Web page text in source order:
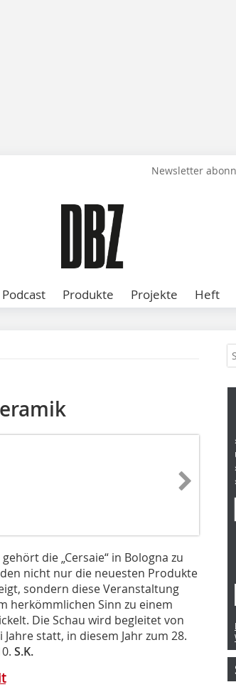
Newsletter
Podcast Produkte Projekte Heft
die „Cersaie“ in Bologna zu
nicht nur die neuesten Produkte
sondern diese Veranstaltung
herkömmlichen Sinn zu einem
Die Schau wird begleitet von
statt, in diesem Jahr zum 28.
S.K.